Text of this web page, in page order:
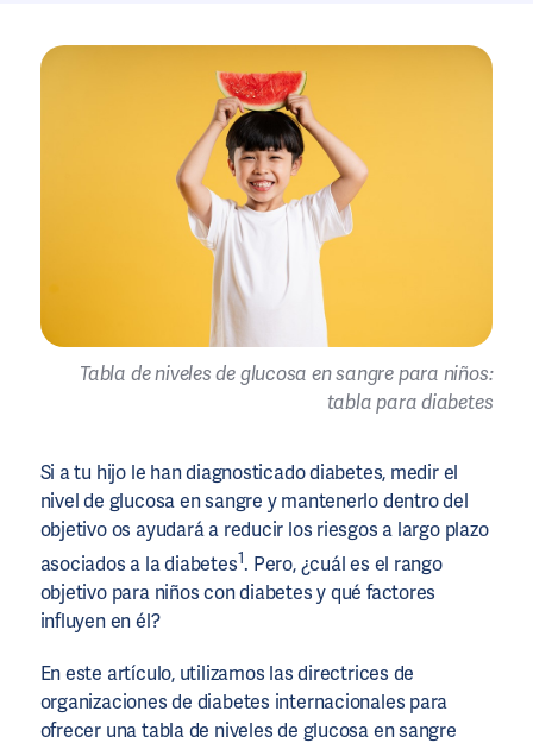
Tabla de niveles de glucosa en sangre para niños:
tabla para diabetes
Si a tu hijo le han diagnosticado diabetes, medir el
nivel de glucosa en sangre y mantenerlo dentro del
objetivo os ayudará a reducir los riesgos a largo plazo
asociados a la diabetes1. Pero, ¿cuál es el rango
objetivo para niños con diabetes y qué factores
influyen en él?
En este artículo, utilizamos las directrices de
organizaciones de diabetes internacionales para
ofrecer una tabla de niveles de glucosa en sangre